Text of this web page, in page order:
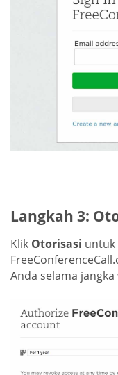
Langkah 3:
Klik Otorisasi untuk
Anda selama